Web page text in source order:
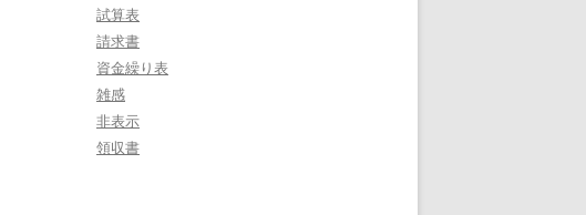
試算表
請求書
資金繰り表
雑感
非表示
領収書